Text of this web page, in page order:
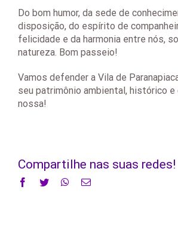
Do bom humor, da sede de
disposição, do espírito de
felicidade e da harmonia entre nós,
natureza. Bom passeio!
Vamos defender a Vila de
seu patrimônio ambiental, histórico e
nossa!
Compartilhe nas suas redes!
Facebook
TwitterWhatsApp
E-